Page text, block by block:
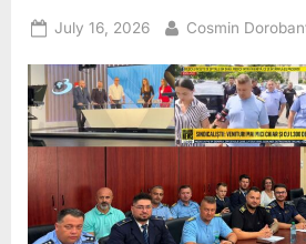
Posted
July 16, 2026 By
Cosmin